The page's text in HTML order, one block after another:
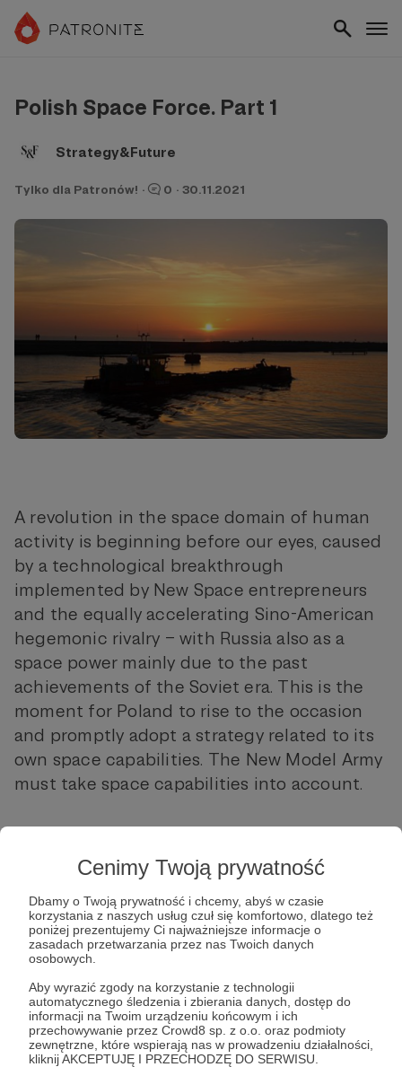
Cenimy Twoją prywatność
Dbamy o Twoją prywatność i chcemy, abyś w czasie
korzystania z naszych usług czuł się komfortowo, dlatego też
poniżej prezentujemy Ci najważniejsze informacje o
zasadach przetwarzania przez nas Twoich danych
osobowych.
Aby wyrazić zgody na korzystanie z technologii
automatycznego śledzenia i zbierania danych, dostęp do
informacji na Twoim urządzeniu końcowym i ich
przechowywanie przez Crowd8 sp. z o.o. oraz podmioty
zewnętrzne, które wspierają nas w prowadzeniu działalności,
kliknij AKCEPTUJĘ I PRZECHODZĘ DO SERWISU.
Polish Space Force. Part 1
Strategy&Future
Tylko dla Patronów! · 0 · 30.11.2021
A revolution in the space domain of human
activity is beginning before our eyes, caused
by a technological breakthrough
implemented by New Space entrepreneurs
and the equally accelerating Sino-American
hegemonic rivalry – with Russia also as a
space power mainly due to the past
achievements of the Soviet era. This is the
moment for Poland to rise to the occasion
and promptly adopt a strategy related to its
own space capabilities. The New Model Army
must take space capabilities into account.
Post dostępny tylko dla Patronów
Aby zobaczyć ten materiał musisz być zalogowany
Zostań Patronem